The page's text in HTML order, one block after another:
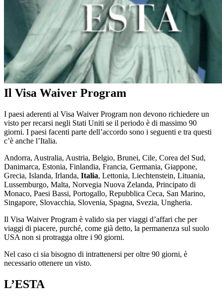
Il Visa Waiver Program
I paesi aderenti al Visa Waiver Program non devono richiedere un
visto per recarsi negli Stati Uniti se il periodo è di massimo 90
giorni. I paesi facenti parte dell’accordo sono i seguenti e tra questi
c’è anche l’Italia.
Andorra, Australia, Austria, Belgio, Brunei, Cile, Corea del Sud,
Danimarca, Estonia, Finlandia, Francia, Germania, Giappone,
Grecia, Islanda, Irlanda, Italia, Lettonia, Liechtenstein, Lituania,
Lussemburgo, Malta, Norvegia Nuova Zelanda, Principato di
Monaco, Paesi Bassi, Portogallo, Repubblica Ceca, San Marino,
Singapore, Slovacchia, Slovenia, Spagna, Svezia, Ungheria.
Il Visa Waiver Program è valido sia per viaggi d’affari che per
viaggi di piacere, purché, come già detto, la permanenza sul suolo
USA non si protragga oltre i 90 giorni.
Nel caso ci sia bisogno di intrattenersi per oltre 90 giorni, è
necessario ottenere un visto.
L’ESTA